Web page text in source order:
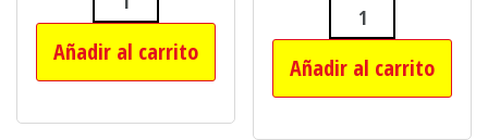
CLAVO PUNTA PARIS 3" BOLSA X 1
Añadir al carrito CEPILLO
Añadir al carrito